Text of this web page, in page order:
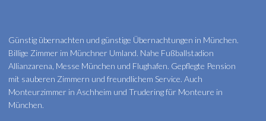
Günstig übernachten und günstige Übernachtungen in München.
Billige Zimmer im Münchner Umland. Nahe Fußballstadion
Allianzarena, Messe München und Flughafen. Gepflegte Pension
mit sauberen Zimmern und freundlichem Service. Auch
Monteurzimmer in Aschheim und Trudering für Monteure in
München.